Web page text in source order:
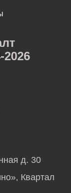
д. 30
Квартал